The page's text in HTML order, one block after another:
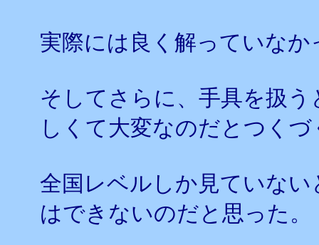
実際には良く解っていな
そしてさらに、手具を扱
しくて大変なのだとつく
全国レベルしか見ていな
はできないのだと思った。